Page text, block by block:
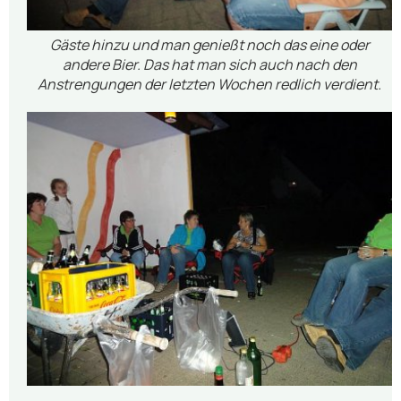
Gäste hinzu und man genießt noch das eine oder
andere Bier. Das hat man sich auch nach den
Anstrengungen der letzten Wochen redlich verdient.